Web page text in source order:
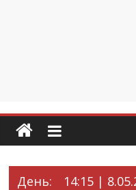
День: 14:15 |